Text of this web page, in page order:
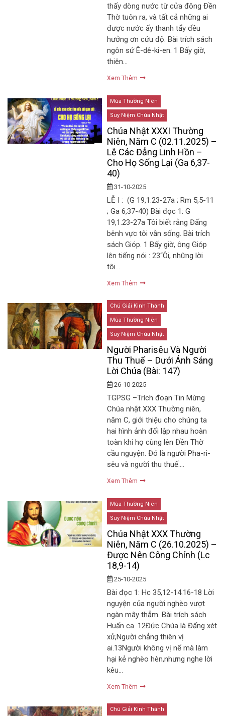
thấy dòng nước từ cửa đông Đền
Thờ tuôn ra, và tất cả những ai
được nước ấy thanh tẩy đều
hưởng ơn cứu độ. Bài trích sách
ngôn sứ Ê-dê-ki-en. 1 Bấy giờ,
thiên…
Xem Thêm
Mùa Thường Niên
Suy Niệm Chúa Nhật
Chúa Nhật XXXI Thường
Niên, Năm C (02.11.2025) –
Lễ Các Đẳng Linh Hồn –
Cho Họ Sống Lại (Ga 6,37-
40)
31-10-2025
LỄ I : (G 19,1.23-27a ; Rm 5,5-11
; Ga 6,37-40) Bài đọc 1: G
19,1.23-27a Tôi biết rằng Đấng
bênh vực tôi vẫn sống. Bài trích
sách Gióp. 1 Bấy giờ, ông Gióp
lên tiếng nói : 23“Ôi, những lời
tôi…
Xem Thêm
Chú Giải Kinh Thánh
Mùa Thường Niên
Suy Niệm Chúa Nhật
Người Pharisêu Và Người
Thu Thuế – Dưới Ánh Sáng
Lời Chúa (Bài: 147)
26-10-2025
TGPSG –Trích đoạn Tin Mừng
Chúa nhật XXX Thường niên,
năm C, giới thiệu cho chúng ta
hai hình ảnh đối lập nhau hoàn
toàn khi họ cùng lên Đền Thờ
cầu nguyện. Đó là người Pha-ri-
sêu và người thu thuế….
Xem Thêm
Mùa Thường Niên
Suy Niệm Chúa Nhật
Chúa Nhật XXX Thường
Niên, Năm C (26.10.2025) –
Được Nên Công Chính (Lc
18,9-14)
25-10-2025
Bài đọc 1: Hc 35,12-14.16-18 Lời
nguyện của người nghèo vượt
ngàn mây thẳm. Bài trích sách
Huấn ca. 12Đức Chúa là Đấng xét
xử,Người chẳng thiên vị
ai.13Người không vị nể mà làm
hại kẻ nghèo hèn,nhưng nghe lời
kêu…
Xem Thêm
Chú Giải Kinh Thánh